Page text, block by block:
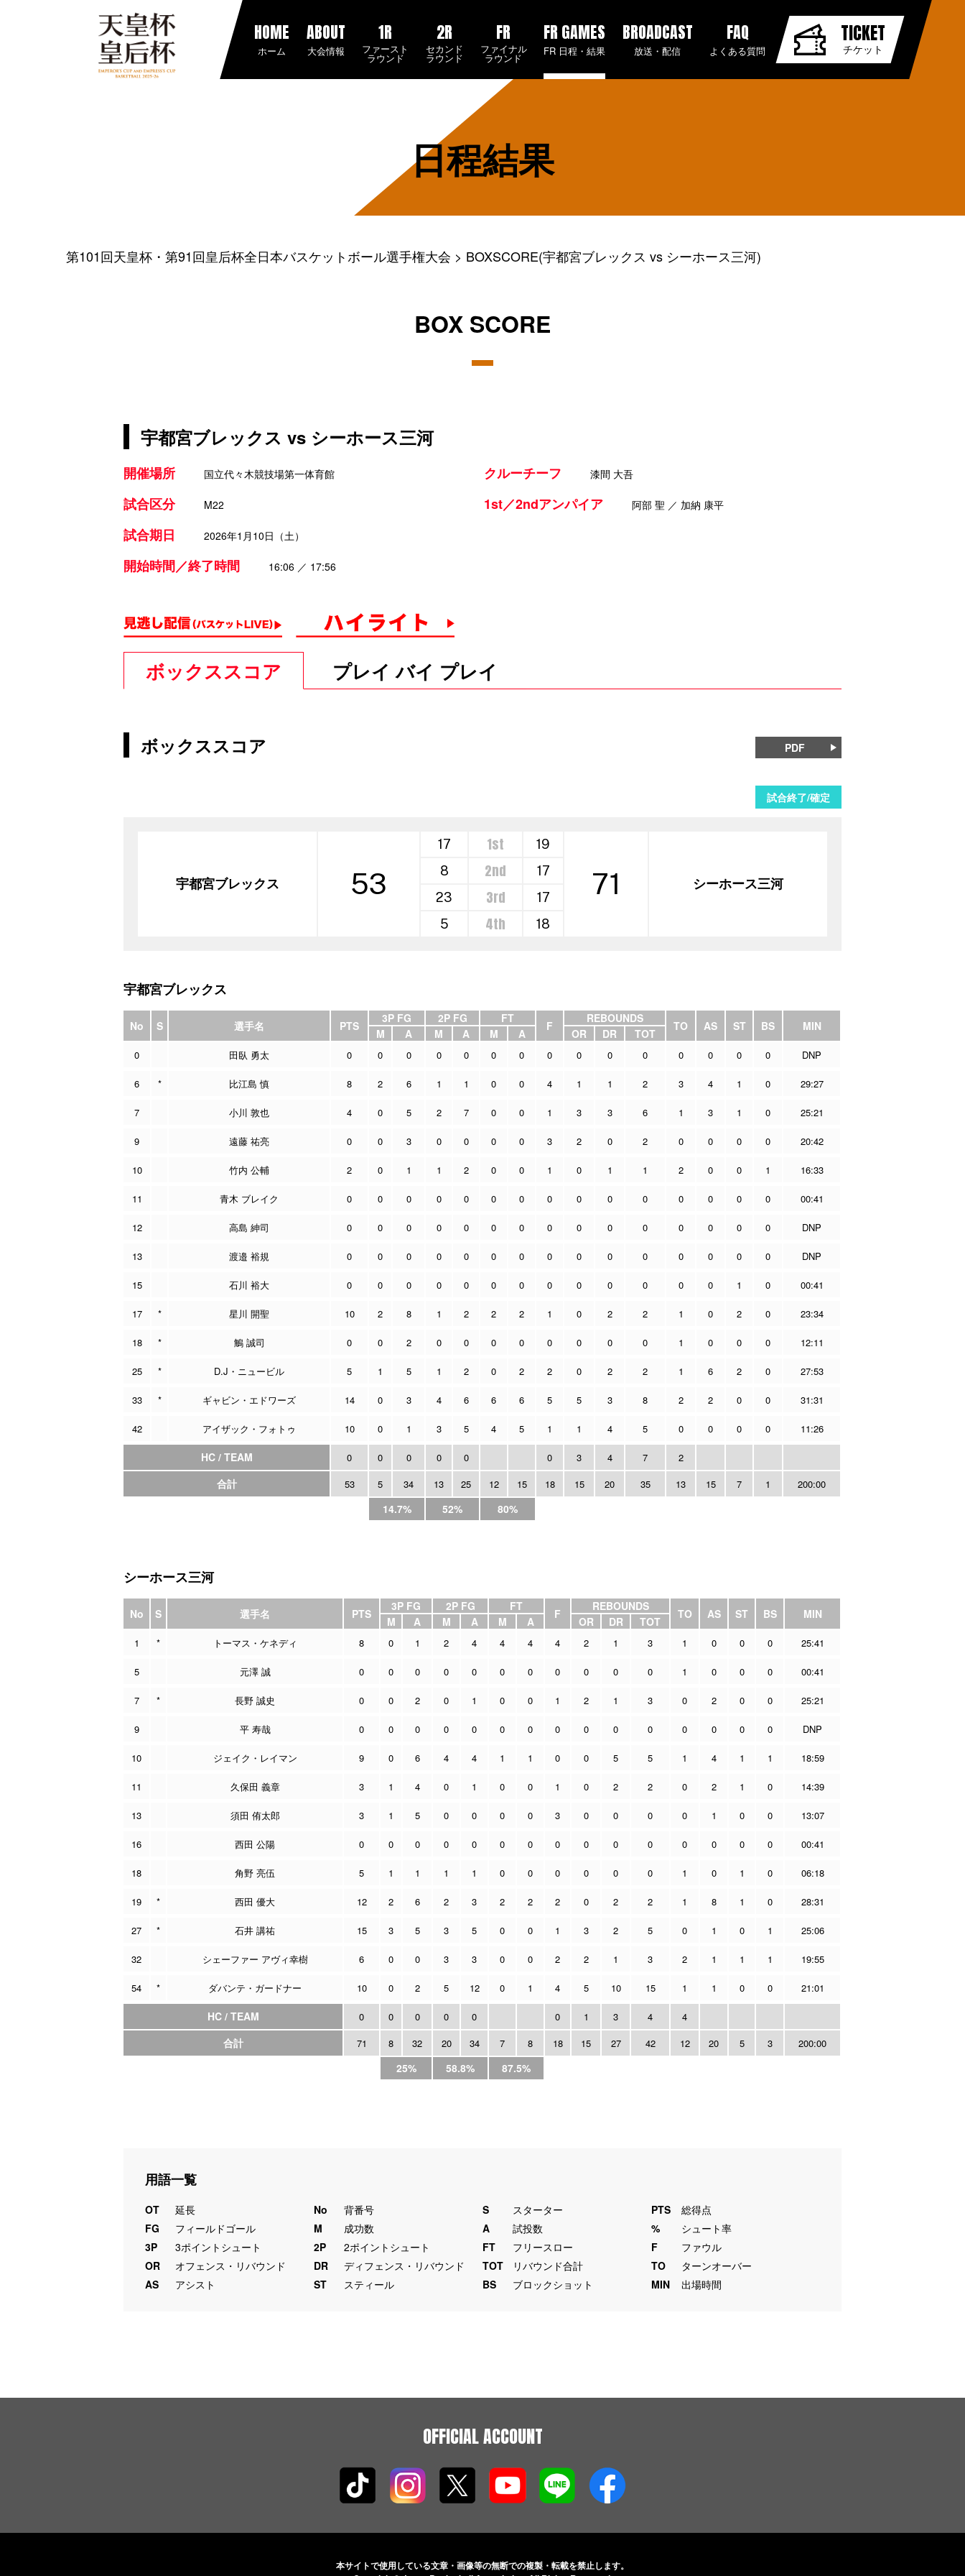
HOME
ホーム
ABOUT
大会情報
1R
ファースト
ラウンド
2R
セカンド
ラウンド
FR
ファイナル
ラウンド
FR GAMES
FR 日程・結果
BROADCAST
放送・配信
FAQ
よくある質問
TICKET
チケット
日程結果
第101回天皇杯・第91回皇后杯全日本バスケットボール選手権大会 BOXSCORE(宇都宮ブレックス vs シーホース三河)
BOX SCORE
宇都宮ブレックス vs シーホース三河
開催場所 国立代々木競技場第一体育館
試合区分 M22
試合期日 2026年1月10日（土）
開始時間／終了時間 16:06 ／ 17:56
クルーチーフ 漆間 大吾
1st／2ndアンパイア 阿部 聖 ／ 加納 康平
ボックススコア プレイ バイ プレイ
ボックススコア PDF
試合終了/確定
宇都宮ブレックス 53
17 1st 19
71 シーホース三河
8 2nd
17
23
3rd
17
5
4th 18
宇都宮ブレックス
No S 選手名 PTS
3P FG 2P FG FT
F
REBOUNDS
TO AS ST BS MIN
M A M A M A OR DR TOT
0 田臥 勇太 0 0 0 0 0 0 0 0 0 0 0 0 0 0 0 DNP
6 * 比江島 慎 8 2 6 1 1 0 0 4 1 1 2 3 4 1 0 29:27
7 小川 敦也 4 0 5 2 7 0 0 1 3 3 6 1 3 1 0 25:21
9 遠藤 祐亮 0 0 3 0 0 0 0 3 2 0 2 0 0 0 0 20:42
10 竹内 公輔 2 0 1 1 2 0 0 1 0 1 1 2 0 0 1 16:33
11 青木 ブレイク 0 0 0 0 0 0 0 0 0 0 0 0 0 0 0 00:41
12 高島 紳司 0 0 0 0 0 0 0 0 0 0 0 0 0 0 0 DNP
13 渡邉 裕規 0 0 0 0 0 0 0 0 0 0 0 0 0 0 0 DNP
15 石川 裕大 0 0 0 0 0 0 0 0 0 0 0 0 0 1 0 00:41
17 * 星川 開聖 10 2 8 1 2 2 2 1 0 2 2 1 0 2 0 23:34
18 * 鵤 誠司 0 0 2 0 0 0 0 0 0 0 0 1 0 0 0 12:11
25 * D.J・ニュービル 5 1 5 1 2 0 2 2 0 2 2 1 6 2 0 27:53
33 * ギャビン・エドワーズ 14 0 3 4 6 6 6 5 5 3 8 2 2 0 0 31:31
42 アイザック・フォトゥ 10 0 1 3 5 4 5 1 1 4 5 0 0 0 0 11:26
HC / TEAM 0 0 0 0 0 0 3 4 7 2
合計 53 5 34 13 25 12 15 18 15 20 35 13 15 7 1 200:00
14.7% 52% 80%
シーホース三河
No S 選手名 PTS
3P FG 2P FG FT
F
REBOUNDS
TO AS ST BS MIN
M A M A M A OR DR TOT
1 * トーマス・ケネディ 8 0 1 2 4 4 4 4 2 1 3 1 0 0 0 25:41
5 元澤 誠 0 0 0 0 0 0 0 0 0 0 0 1 0 0 0 00:41
7 * 長野 誠史 0 0 2 0 1 0 0 1 2 1 3 0 2 0 0 25:21
9 平 寿哉 0 0 0 0 0 0 0 0 0 0 0 0 0 0 0 DNP
10 ジェイク・レイマン 9 0 6 4 4 1 1 0 0 5 5 1 4 1 1 18:59
11 久保田 義章 3 1 4 0 1 0 0 1 0 2 2 0 2 1 0 14:39
13 須田 侑太郎 3 1 5 0 0 0 0 3 0 0 0 0 1 0 0 13:07
16 西田 公陽 0 0 0 0 0 0 0 0 0 0 0 0 0 0 0 00:41
18 角野 亮伍 5 1 1 1 1 0 0 0 0 0 0 1 0 1 0 06:18
19 * 西田 優大 12 2 6 2 3 2 2 2 0 2 2 1 8 1 0 28:31
27 * 石井 講祐 15 3 5 3 5 0 0 1 3 2 5 0 1 0 1 25:06
32 シェーファー アヴィ幸樹 6 0 0 3 3 0 0 2 2 1 3 2 1 1 1 19:55
54 * ダバンテ・ガードナー 10 0 2 5 12 0 1 4 5 10 15 1 1 0 0 21:01
HC / TEAM 0 0 0 0 0 0 1 3 4 4
合計 71 8 32 20 34 7 8 18 15 27 42 12 20 5 3 200:00
25% 58.8% 87.5%
用語一覧
OT 延長 No 背番号 S スターター PTS
総得点
FG
フィールドゴール M 成功数 A 試投数 %
シュート率
3P
3ポイントシュート 2P 2ポイントシュート FT フリースロー F
ファウル
OR
オフェンス・リバウンド DR ディフェンス・リバウンド TOT リバウンド合計 TO
ターンオーバー
AS
アシスト ST スティール BS ブロックショット MIN 出場時間
OFFICIAL ACCOUNT
本サイトで使用している文章・画像等の無断での複製・転載を禁止します。